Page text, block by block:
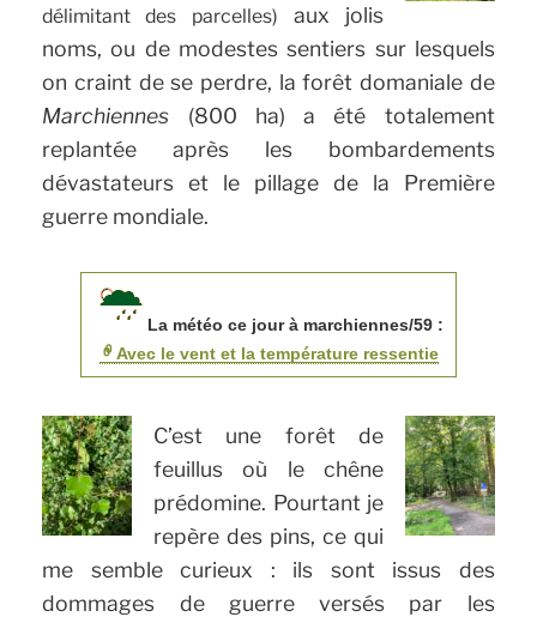
délimitant des parcelles) aux jolis
noms, ou de modestes sentiers sur lesquels
on craint de se perdre, la forêt domaniale de
Marchiennes (800 ha) a été totalement
replantée après les bombardements
dévastateurs et le pillage de la Première
guerre mondiale.
La météo ce jour à marchiennes/59 :
Avec le vent et la température ressentie
C’est une forêt de
feuillus où le chêne
prédomine. Pourtant je
repère des pins, ce qui
me semble curieux : ils sont issus des
dommages de guerre versés par les